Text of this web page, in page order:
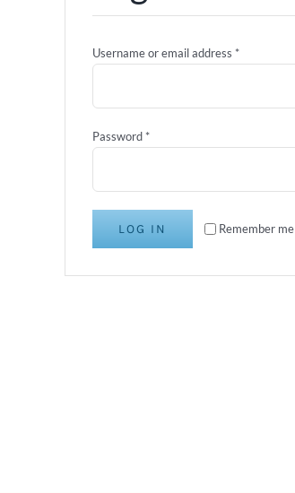
Username or email address *
Password *
Remember me
LOG IN